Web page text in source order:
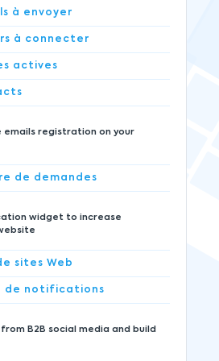
à envoyer
à connecter
actives
emails registration on your
de demandes
widget to increase
sites Web
de notifications
B2B social media and build